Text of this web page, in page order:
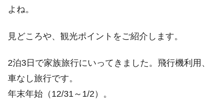
よね。
見どころや、観光ポイントをご紹介します。
2泊3日で家族旅行にいってきました。飛行機利用、
車なし旅行です。
年末年始（12/31～1/2）。